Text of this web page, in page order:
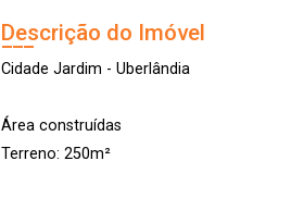
Descrição do Imóvel
Cidade Jardim - Uberlândia
Área construídas
Terreno: 250m²